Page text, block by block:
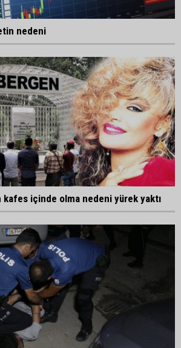
nedeni
kafes içinde olma nedeni yürek yaktı